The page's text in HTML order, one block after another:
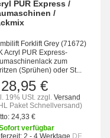
PUR Express /
/
Forklift Grey (71672)
Acryl PUR Express-
zum
(Sprühen) oder St...
28,95 €
19% USt. zzgl. Versand
Paket Schnellversand)
24,33 €
verfügbar
2 - 4 Werktage DE